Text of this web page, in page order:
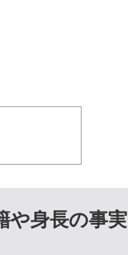
や身長の事実